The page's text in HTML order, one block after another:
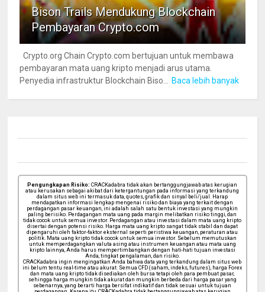
Bison Trails Mendukung Blockchain
Pembayaran Crypto.com
Crypto.org Chain Crypto.com bertujuan untuk membawa
pembayaran mata uang kripto menjadi arus utama.
Penyedia infrastruktur Blockchain Biso...
Baca lebih banyak
Pengungkapan Risiko: CRACKadabra tidak akan bertanggungjawab atas kerugian
atau kerusakan sebagai akibat dari ketergantungan pada informasi yang terkandung
dalam situs web ini termasuk data, quotes, grafik dan sinyal beli/jual. Harap
mendapatkan informasi lengkap mengenai risiko dan biaya yang terkait dengan
perdagangan pasar keuangan, ini adalah salah satu bentuk investasi yang mungkin
paling berisiko. Perdagangan mata uang pada margin melibatkan risiko tinggi, dan
tidak cocok untuk semua investor. Perdagangan atau investasi dalam mata uang kripto
disertai dengan potensi risiko. Harga mata uang kripto sangat tidak stabil dan dapat
dipengaruhi oleh faktor-faktor eksternal seperti peristiwa keuangan, peraturan atau
politik. Mata uang kripto tidak cocok untuk semua investor. Sebelum memutuskan
untuk memperdagangkan valuta asing atau instrumen keuangan atau mata uang
kripto lainnya, Anda harus mempertimbangkan dengan hati-hati tujuan investasi
Anda, tingkat pengalaman, dan risiko.
CRACKadabra ingin mengingatkan Anda bahwa data yang terkandung dalam situs web
ini belum tentu real-time atau akurat. Semua CFD (saham, indeks, futures), harga Forex
dan mata uang kripto tidak disediakan oleh bursa tetapi oleh para pembuat pasar,
sehingga harga mungkin tidak akurat dan mungkin berbeda dari harga pasar yang
sebenarnya, yang berarti harga bersifat indikatif dan tidak sesuai untuk tujuan